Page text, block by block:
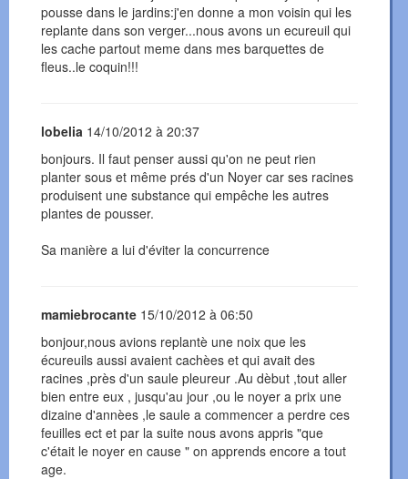
pousse dans le jardins:j'en donne a mon voisin qui les
replante dans son verger...nous avons un ecureuil qui
les cache partout meme dans mes barquettes de
fleus..le coquin!!!
lobelia 14/10/2012 à 20:37
bonjours. Il faut penser aussi qu'on ne peut rien
planter sous et même prés d'un Noyer car ses racines
produisent une substance qui empêche les autres
plantes de pousser.
Sa manière a lui d'éviter la concurrence
mamiebrocante 15/10/2012 à 06:50
bonjour,nous avions replantè une noix que les
écureuils aussi avaient cachèes et qui avait des
racines ,près d'un saule pleureur .Au dèbut ,tout aller
bien entre eux , jusqu'au jour ,ou le noyer a prix une
dizaine d'annèes ,le saule a commencer a perdre ces
feuilles ect et par la suite nous avons appris "que
c'était le noyer en cause " on apprends encore a tout
age.